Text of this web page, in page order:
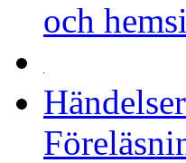
och
Händelser